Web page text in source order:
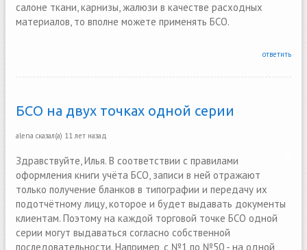
салоне ткани, карнизы, жалюзи в качестве расходных
материалов, то вполне можете применять БСО.
ответить
БСО на двух точках одной серии
alena сказал(а) 11 лет назад
Здравствуйте, Илья. В соответствии с правилами
оформления книги учёта БСО, записи в ней отражают
только получение бланков в типографии и передачу их
подотчётному лицу, которое и будет выдавать документы
клиентам. Поэтому на каждой торговой точке БСО одной
серии могут выдаваться согласно собственной
последовательности. Например, с №1 по №50 - на одной